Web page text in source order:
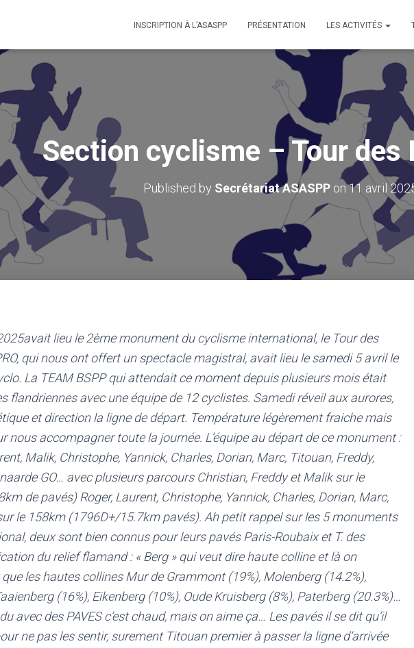
INSCRIPTION À L’ASASPP PRÉSENTATION LES ACTIVITÉS
Section cyclisme – Tour des
Published by Secrétariat ASASPP on11 avril
lieu le 2ème monument du cyclisme international, le Tour des
qui nous ont offert un spectacle magistral, avait lieu le samedi 5 avril le
La TEAM BSPP qui attendait ce moment depuis plusieurs mois était
flandriennes avec une équipe de 12 cyclistes. Samedi réveil aux aurores,
et direction la ligne de départ. Température légèrement fraiche mais
nous accompagner toute la journée. L’équipe au départ de ce monument :
Malik, Christophe, Yannick, Charles, Dorian, Marc, Titouan, Freddy,
GO… avec plusieurs parcours Christian, Freddy et Malik sur le
de pavés) Roger, Laurent, Christophe, Yannick, Charles, Dorian, Marc,
le 158km (1796D+/15.7km pavés). Ah petit rappel sur les 5 monuments
deux sont bien connus pour leurs pavés Paris-Roubaix et T. des
du relief flamand : « Berg » qui veut dire haute colline et là on
les hautes collines Mur de Grammont (19%), Molenberg (14.2%),
(16%), Eikenberg (10%), Oude Kruisberg (8%), Paterberg (20.3%)…
avec des PAVES c’est chaud, mais on aime ça… Les pavés il se dit qu’il
ne pas les sentir, surement Titouan premier à passer la ligne d’arrivée